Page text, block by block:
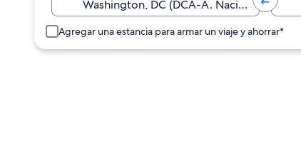
Agregar una estancia para armar un viaje y ahorrar*